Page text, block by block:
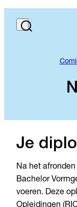
Je
Na het
Bachelor
voeren. Deze